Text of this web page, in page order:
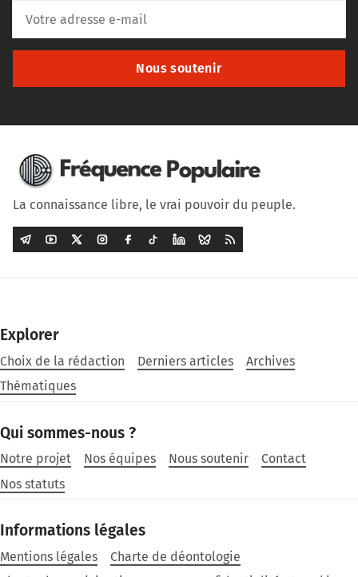
Nous soutenir
La connaissance libre, le vrai pouvoir du peuple.
Explorer
Choix de la rédaction Derniers articles
Archives
Thématiques
Qui sommes-nous ?
Notre projet Nos équipes Nous soutenir
Contact
Nos statuts
Informations légales
Mentions légales
Charte de déontologie